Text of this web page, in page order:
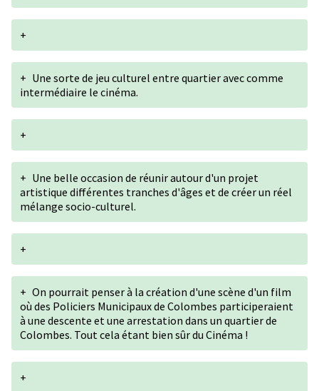
+
+ Une sorte de jeu culturel entre quartier avec comme
intermédiaire le cinéma.
+
+ Une belle occasion de réunir autour d'un projet
artistique différentes tranches d'âges et de créer un réel
mélange socio-culturel.
+
+ On pourrait penser à la création d'une scène d'un film
où des Policiers Municipaux de Colombes participeraient
à une descente et une arrestation dans un quartier de
Colombes. Tout cela étant bien sûr du Cinéma !
+